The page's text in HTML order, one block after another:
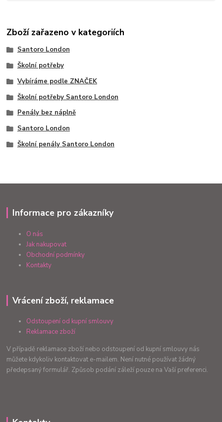
Zboží zařazeno v kategoriích
Santoro London
Školní potřeby
Vybíráme podle ZNAČEK
Školní potřeby Santoro London
Penály bez náplně
Santoro London
Školní penály Santoro London
Informace pro zákazníky
O nás
Jak nakupovat
Obchodní podmínky
Kontakty
Vrácení zboží, reklamace
Odstoupení od kupní smlouvy
Reklamace zboží
V případě reklamace zboží nebo odstoupení od kupní smlouvy nás
můžete kdykoliv kontaktovat e-mailem. Není nutné používat žádný
předepsaný formulář. Způsob podání záleží pouze na Vaší preferenci.